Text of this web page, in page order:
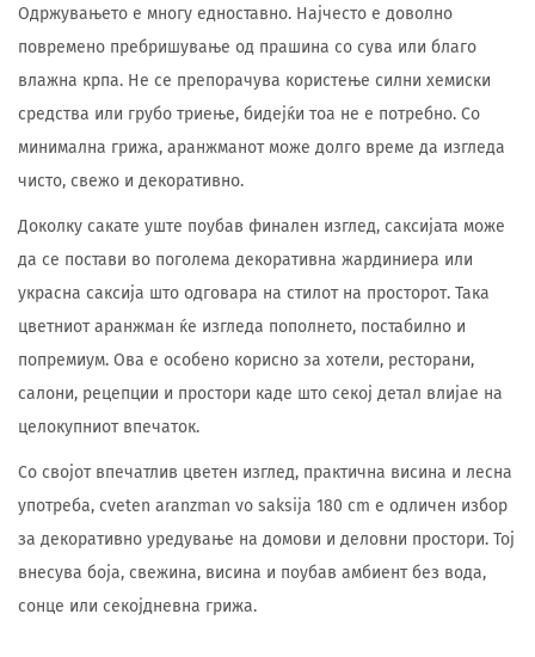
Одржувањето е многу едноставно. Најчесто е доволно
повремено пребришување од прашина со сува или благо
влажна крпа. Не се препорачува користење силни хемиски
средства или грубо триење, бидејќи тоа не е потребно. Со
минимална грижа, аранжманот може долго време да изгледа
чисто, свежо и декоративно.
Доколку сакате уште поубав финален изглед, саксијата може
да се постави во поголема декоративна жардиниера или
украсна саксија што одговара на стилот на просторот. Така
цветниот аранжман ќе изгледа пополнето, постабилно и
попремиум. Ова е особено корисно за хотели, ресторани,
салони, рецепции и простори каде што секој детал влијае на
целокупниот впечаток.
Со својот впечатлив цветен изглед, практична висина и лесна
употреба, cveten aranzman vo saksija 180 cm е одличен избор
за декоративно уредување на домови и деловни простори. Тој
внесува боја, свежина, висина и поубав амбиент без вода,
сонце или секојдневна грижа.